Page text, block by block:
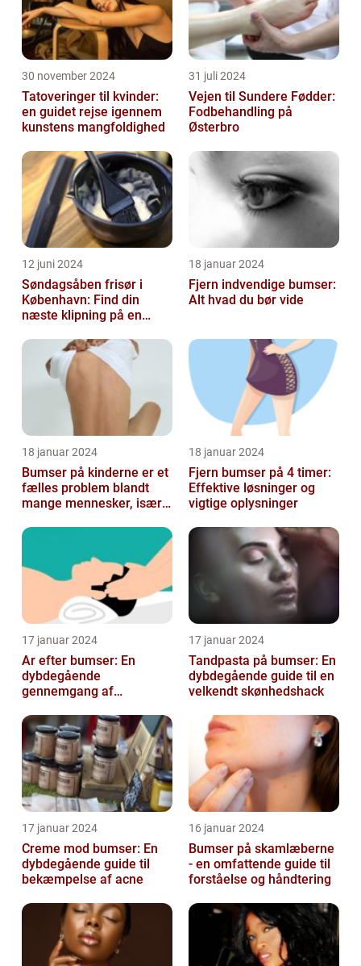
30 november 2024
Tatoveringer til kvinder:
en guidet rejse igennem
kunstens mangfoldighed
31 juli 2024
Vejen til Sundere Fødder:
Fodbehandling på
Østerbro
12 juni 2024
Søndagsåben frisør i
København: Find din
næste klipning på en
18 januar 2024
Fjern indvendige bumser:
Alt hvad du bør vide
18 januar 2024
Bumser på kinderne er et
fælles problem blandt
mange mennesker, især
kosmetikfor...
18 januar 2024
Fjern bumser på 4 timer:
Effektive løsninger og
vigtige oplysninger
17 januar 2024
Ar efter bumser: En
dybdegående
gennemgang af
og forebyggelse
17 januar 2024
Tandpasta på bumser: En
dybdegående guide til en
velkendt skønhedshack
17 januar 2024
Creme mod bumser: En
dybdegående guide til
bekæmpelse af acne
16 januar 2024
Bumser på skamlæberne
- en omfattende guide til
forståelse og håndtering